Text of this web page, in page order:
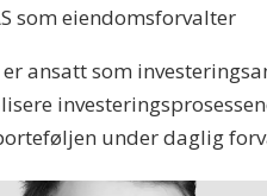
som eiendomsforvalter
er ansatt som
under daglig